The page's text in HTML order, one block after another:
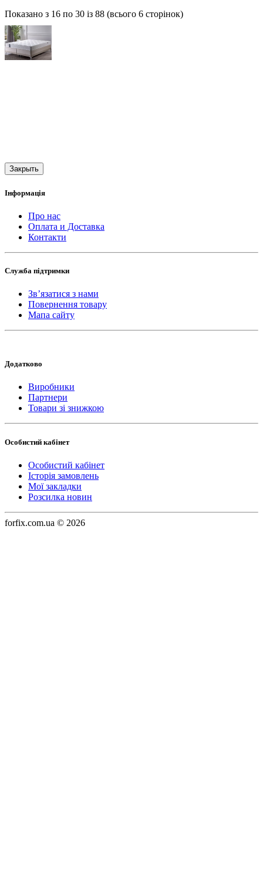
Показано з 16 по 30 із 88 (всього 6 сторінок)
Закрыть
Інформація
Про нас
Оплата и Доставка
Контакти
Служба підтримки
Зв’язатися з нами
Повернення товару
Мапа сайту
Додатково
Виробники
Партнери
Товари зі знижкою
Особистий кабінет
Особистий кабінет
Історія замовлень
Мої закладки
Розсилка новин
forfix.com.ua © 2026